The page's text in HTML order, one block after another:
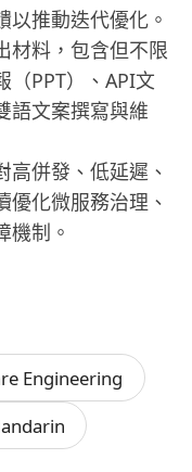
推動迭代優化。
材料，包含但不限
（PPT）、API文
語文案撰寫與維
高併發、低延遲、
優化微服務治理、
機制。
年以上金融資訊
系統、跨境支
臺建設經驗者尤
、ISO
Engineering